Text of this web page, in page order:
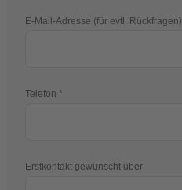
E-Mail-Adresse (für evtl. Rückfragen)
Telefon
Erstkontakt gewünscht über